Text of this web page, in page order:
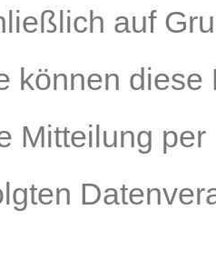
auf
können
Mitteilung